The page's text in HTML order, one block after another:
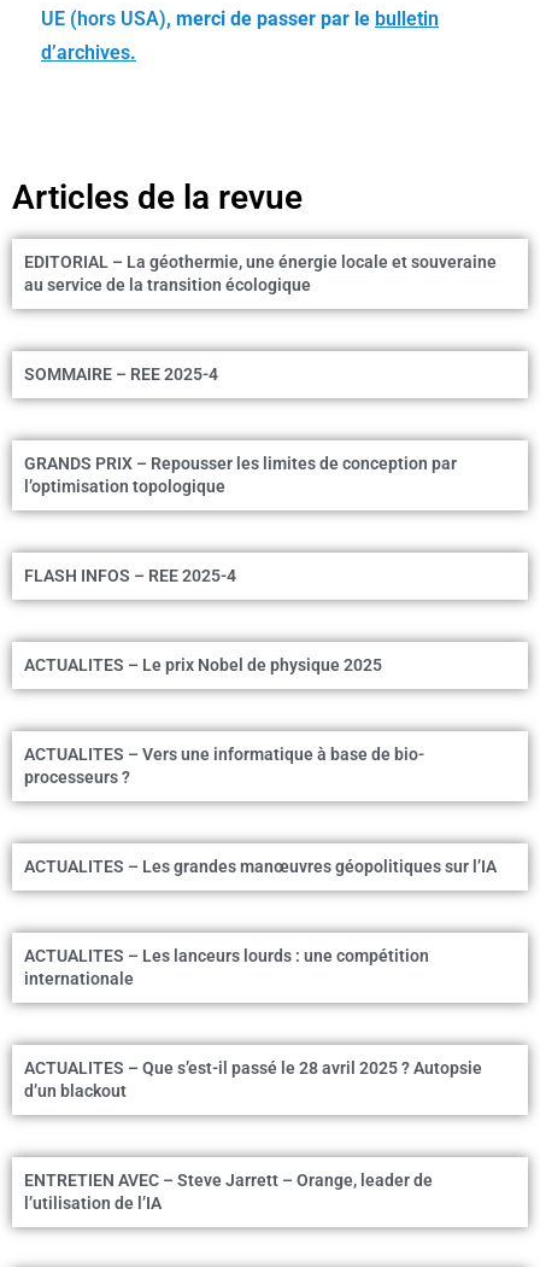
UE (hors USA), merci de passer par le bulletin
d’archives.
Articles de la revue
EDITORIAL – La géothermie, une énergie locale et souveraine
au service de la transition écologique
SOMMAIRE – REE 2025-4
GRANDS PRIX – Repousser les limites de conception par
l’optimisation topologique
FLASH INFOS – REE 2025-4
ACTUALITES – Le prix Nobel de physique 2025
ACTUALITES – Vers une informatique à base de bio-
processeurs ?
ACTUALITES – Les grandes manœuvres géopolitiques sur l’IA
ACTUALITES – Les lanceurs lourds : une compétition
internationale
ACTUALITES – Que s’est-il passé le 28 avril 2025 ? Autopsie
d’un blackout
ENTRETIEN AVEC – Steve Jarrett – Orange, leader de
l’utilisation de l’IA